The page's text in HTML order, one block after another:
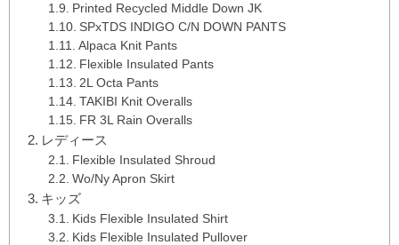
Printed Recycled Middle Down JK
SPxTDS INDIGO C/N DOWN PANTS
Alpaca Knit Pants
Flexible Insulated Pants
2L Octa Pants
TAKIBI Knit Overalls
FR 3L Rain Overalls
レディース
Flexible Insulated Shroud
Wo/Ny Apron Skirt
キッズ
Kids Flexible Insulated Shirt
Kids Flexible Insulated Pullover